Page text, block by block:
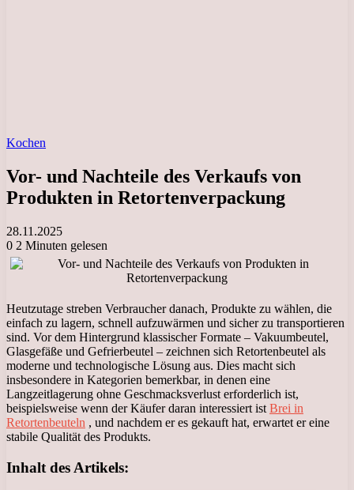
Kochen
Vor- und Nachteile des Verkaufs von
Produkten in Retortenverpackung
28.11.2025
0 2 Minuten gelesen
Heutzutage streben Verbraucher danach, Produkte zu wählen, die
einfach zu lagern, schnell aufzuwärmen und sicher zu transportieren
sind. Vor dem Hintergrund klassischer Formate – Vakuumbeutel,
Glasgefäße und Gefrierbeutel – zeichnen sich Retortenbeutel als
moderne und technologische Lösung aus. Dies macht sich
insbesondere in Kategorien bemerkbar, in denen eine
Langzeitlagerung ohne Geschmacksverlust erforderlich ist,
beispielsweise wenn der Käufer daran interessiert ist Brei in
Retortenbeuteln , und nachdem er es gekauft hat, erwartet er eine
stabile Qualität des Produkts.
Inhalt des Artikels: